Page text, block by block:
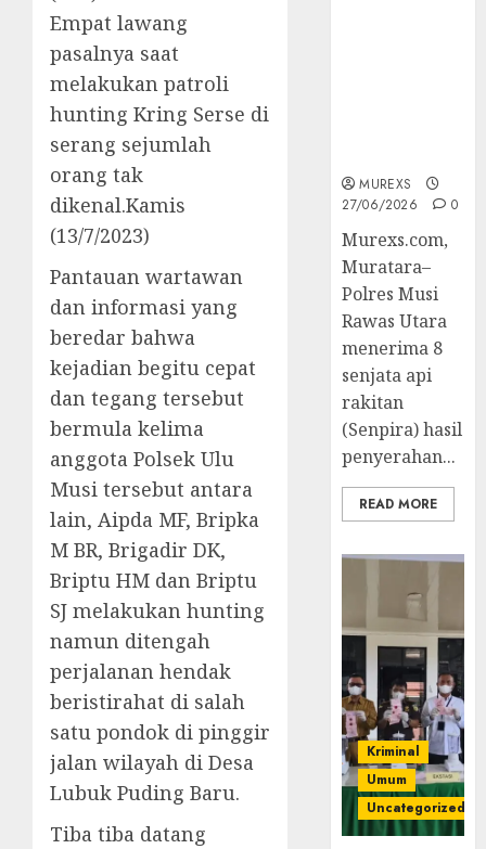
Empat lawang
pasalnya saat
melakukan patroli
hunting Kring Serse di
serang sejumlah
orang tak
dikenal.Kamis
(13/7/2023)
Pantauan wartawan
dan informasi yang
beredar bahwa
kejadian begitu cepat
dan tegang tersebut
bermula kelima
anggota Polsek Ulu
Musi tersebut antara
lain, Aipda MF, Bripka
M BR, Brigadir DK,
Briptu HM dan Briptu
SJ melakukan hunting
namun ditengah
perjalanan hendak
beristirahat di salah
satu pondok di pinggir
jalan wilayah di Desa
Lubuk Puding Baru.
Tiba tiba datang
MUREXS
27/06/2026
0
Murexs.com,
Muratara–
Polres Musi
Rawas Utara
menerima 8
senjata api
rakitan
(Senpira) hasil
penyerahan...
READ MORE
Kriminal
Umum
Uncategorized